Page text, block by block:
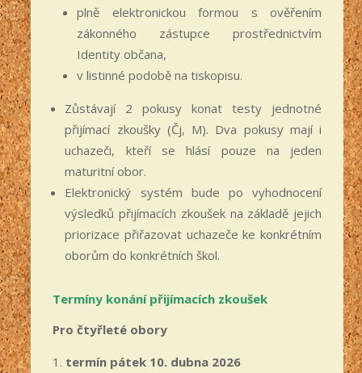
plně elektronickou formou s ověřením
zákonného zástupce prostřednictvím
Identity občana,
v listinné podobě na tiskopisu.
Zůstávají 2 pokusy konat testy jednotné
přijímací zkoušky (Čj, M). Dva pokusy mají i
uchazeči, kteří se hlásí pouze na jeden
maturitní obor.
Elektronický systém bude po vyhodnocení
výsledků přijímacích zkoušek na základě jejich
priorizace přiřazovat uchazeče ke konkrétním
oborům do konkrétních škol.
Termíny konání přijímacích zkoušek
Pro čtyřleté obory
termín pátek 10. dubna 2026